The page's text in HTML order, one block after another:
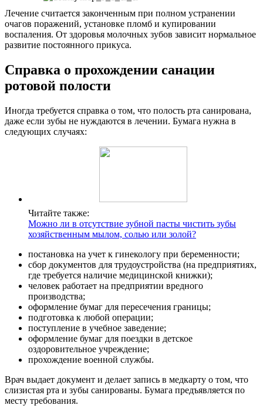
Лечение считается законченным при полном устранении
очагов поражений, установке пломб и купировании
воспаления. От здоровья молочных зубов зависит нормальное
развитие постоянного прикуса.
Справка о прохождении санации
ротовой полости
Иногда требуется справка о том, что полость рта санирована,
даже если зубы не нуждаются в лечении. Бумага нужна в
следующих случаях:
Читайте также:
Можно ли в отсутствие зубной пасты чистить зубы
хозяйственным мылом, солью или золой?
постановка на учет к гинекологу при беременности;
сбор документов для трудоустройства (на предприятиях,
где требуется наличие медицинской книжки);
человек работает на предприятии вредного
производства;
оформление бумаг для пересечения границы;
подготовка к любой операции;
поступление в учебное заведение;
оформление бумаг для поездки в детское
оздоровительное учреждение;
прохождение военной службы.
Врач выдает документ и делает запись в медкарту о том, что
слизистая рта и зубы санированы. Бумага предъявляется по
месту требования.